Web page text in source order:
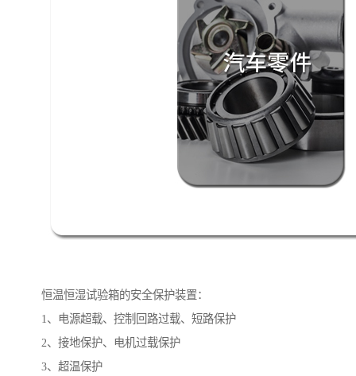
恒温恒湿试验箱的安全保护装置：
1、电源超载、控制回路过载、短路保护
2、接地保护、电机过载保护
3、超温保护